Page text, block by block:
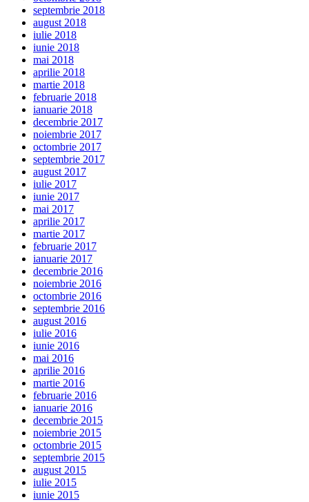
septembrie 2018
august 2018
iulie 2018
iunie 2018
mai 2018
aprilie 2018
martie 2018
februarie 2018
ianuarie 2018
decembrie 2017
noiembrie 2017
octombrie 2017
septembrie 2017
august 2017
iulie 2017
iunie 2017
mai 2017
aprilie 2017
martie 2017
februarie 2017
ianuarie 2017
decembrie 2016
noiembrie 2016
octombrie 2016
septembrie 2016
august 2016
iulie 2016
iunie 2016
mai 2016
aprilie 2016
martie 2016
februarie 2016
ianuarie 2016
decembrie 2015
noiembrie 2015
octombrie 2015
septembrie 2015
august 2015
iulie 2015
iunie 2015